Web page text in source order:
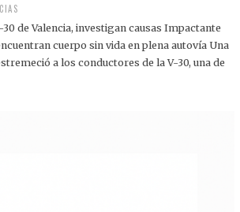
de Valencia, investigan causas Impactante
cuerpo sin vida en plena autovía Una
a los conductores de la V-30, una de